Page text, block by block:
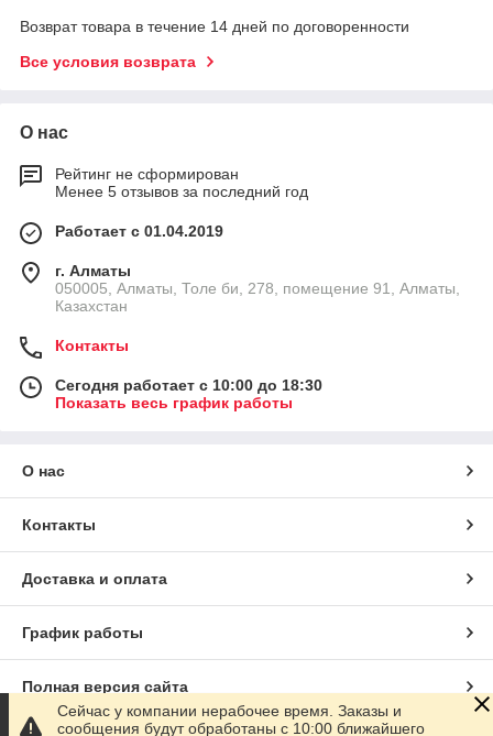
Возврат товара в течение 14 дней по договоренности
Все условия возврата
О нас
Рейтинг не сформирован
Менее 5 отзывов за последний год
Работает с 01.04.2019
г. Алматы
050005, Алматы, Толе би, 278, помещение 91, Алматы,
Казахстан
Контакты
Сегодня работает с 10:00 до 18:30
Показать весь график работы
О нас
Контакты
Доставка и оплата
График работы
Полная версия сайта
Сейчас у компании нерабочее время. Заказы и
сообщения будут обработаны с 10:00 ближайшего